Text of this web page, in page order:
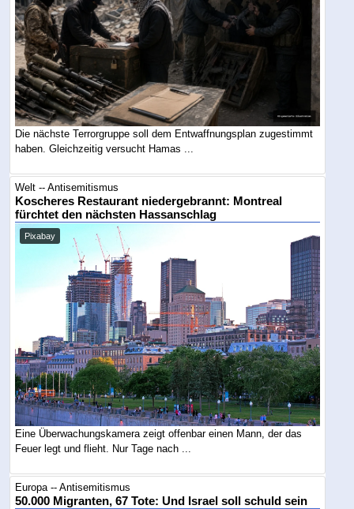
Die nächste Terrorgruppe soll dem Entwaffnungsplan zugestimmt
haben. Gleichzeitig versucht Hamas ...
Welt -- Antisemitismus
Koscheres Restaurant niedergebrannt: Montreal
fürchtet den nächsten Hassanschlag
Pixabay
Eine Überwachungskamera zeigt offenbar einen Mann, der das
Feuer legt und flieht. Nur Tage nach ...
Europa -- Antisemitismus
50.000 Migranten, 67 Tote: Und Israel soll schuld sein